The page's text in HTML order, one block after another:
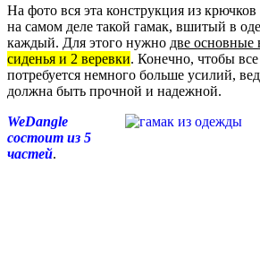
На фото вся эта конструкция из
на самом деле такой гамак, вшитый в
каждый. Для этого нужно две основные
сиденья и 2 веревки. Конечно, чтобы
потребуется немного больше усилий,
должна быть прочной и надежной.
WeDangle
состоит из 5
частей.